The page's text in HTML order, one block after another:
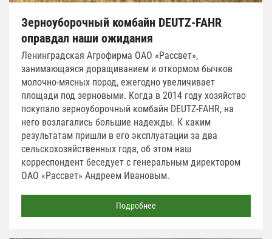
Зерноуборочный комбайн DEUTZ-FAHR
оправдал наши ожидания
Ленинградская Агрофирма ОАО «Рассвет»,
занимающаяся доращиванием и откормом бычков
молочно-мясных пород, ежегодно увеличивает
площади под зерновыми. Когда в 2014 году хозяйство
покупало зерноуборочный комбайн DEUTZ-FAHR, на
него возлагались большие надежды. К каким
результатам пришли в его эксплуатации за два
сельскохозяйственных года, об этом наш
корреспондент беседует с генеральным директором
ОАО «Рассвет» Андреем Ивановым.
Подробнее